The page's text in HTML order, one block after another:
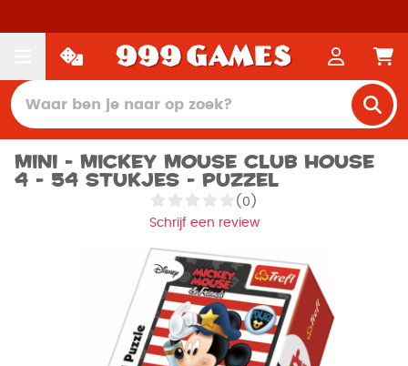
Mini - Mickey Mouse Club House
4 - 54 stukjes - Puzzel
(0)
Schrijf een review